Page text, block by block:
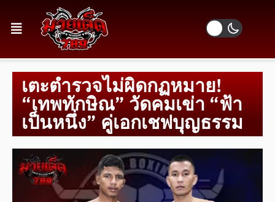
เตะตำรวจไม่ผิดกฏหมาย!
“เทพทักษิณ” วัดคมเข่า “ฟ้า
เป็นหนึ่ง” คู่เอกเชฟบุญธรรม